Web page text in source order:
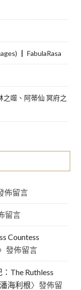
┃ FabulaRasa
噬、阿蒂仙 冥府之
佈留言
留言
Countess
發佈留言
The Ruthless
海利根〉發佈留